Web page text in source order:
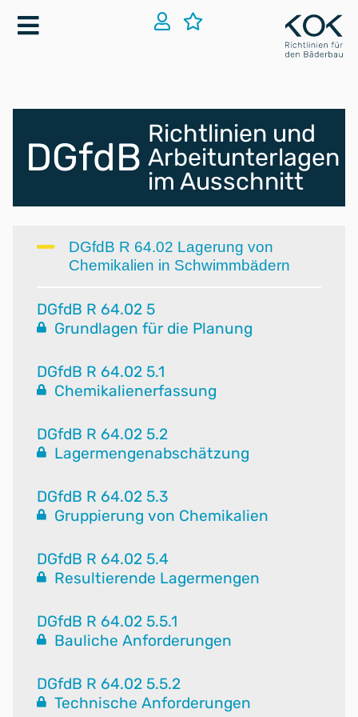
DGfdB
Richtlinien und
Arbeitunterlagen
im Ausschnitt
DGfdB R 64.02 Lagerung von
Chemikalien in Schwimmbädern
DGfdB R 64.02 5
Grundlagen für die Planung
DGfdB R 64.02 5.1
Chemikalienerfassung
DGfdB R 64.02 5.2
Lagermengenabschätzung
DGfdB R 64.02 5.3
Gruppierung von Chemikalien
DGfdB R 64.02 5.4
Resultierende Lagermengen
DGfdB R 64.02 5.5.1
Bauliche Anforderungen
DGfdB R 64.02 5.5.2
Technische Anforderungen